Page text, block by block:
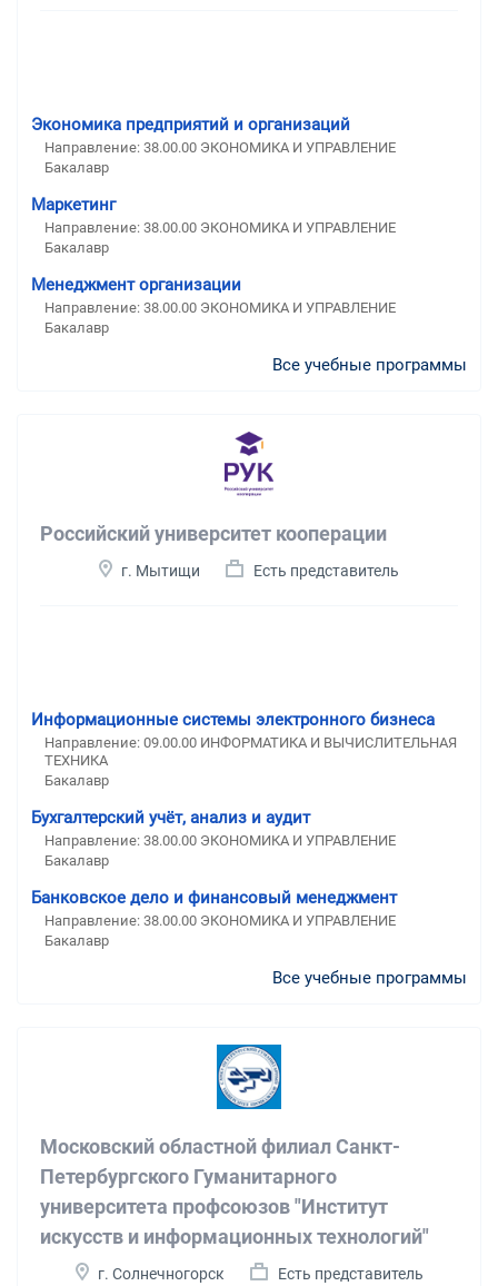
Экономика предприятий и организаций
Направление: 38.00.00 ЭКОНОМИКА И УПРАВЛЕНИЕ
Бакалавр
Маркетинг
Направление: 38.00.00 ЭКОНОМИКА И УПРАВЛЕНИЕ
Бакалавр
Менеджмент организации
Направление: 38.00.00 ЭКОНОМИКА И УПРАВЛЕНИЕ
Бакалавр
Все учебные программы
Российский университет кооперации
г. Мытищи Есть представитель
Информационные системы электронного бизнеса
Направление: 09.00.00 ИНФОРМАТИКА И ВЫЧИСЛИТЕЛЬНАЯ
ТЕХНИКА
Бакалавр
Бухгалтерский учёт, анализ и аудит
Направление: 38.00.00 ЭКОНОМИКА И УПРАВЛЕНИЕ
Бакалавр
Банковское дело и финансовый менеджмент
Направление: 38.00.00 ЭКОНОМИКА И УПРАВЛЕНИЕ
Бакалавр
Все учебные программы
Московский областной филиал Санкт-
Петербургского Гуманитарного
университета профсоюзов "Институт
искусств и информационных технологий"
г. Солнечногорск Есть представитель